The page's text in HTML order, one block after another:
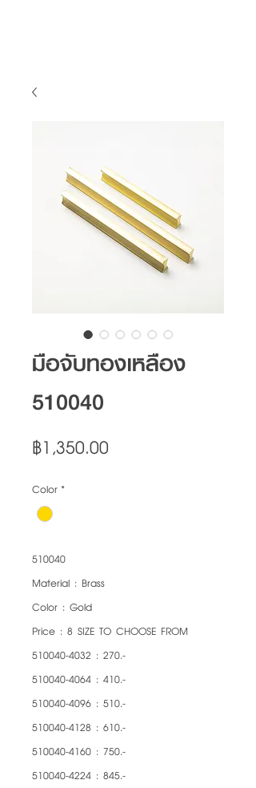
มือจับทองเหลือง
510040
฿1,350.00
Color*
510040
Material : Brass
Color : Gold
Price : 8 SIZE TO CHOOSE FROM
510040-4032 : 270.-
510040-4064 : 410.-
510040-4096 : 510.-
510040-4128 : 610.-
510040-4160 : 750.-
510040-4224 : 845.-